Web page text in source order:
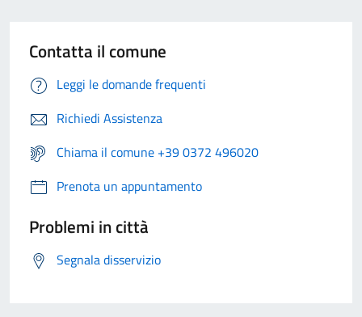
Contatta il comune
Leggi le domande frequenti
Richiedi Assistenza
Chiama il comune +39 0372 496020
Prenota un appuntamento
Problemi in città
Segnala disservizio